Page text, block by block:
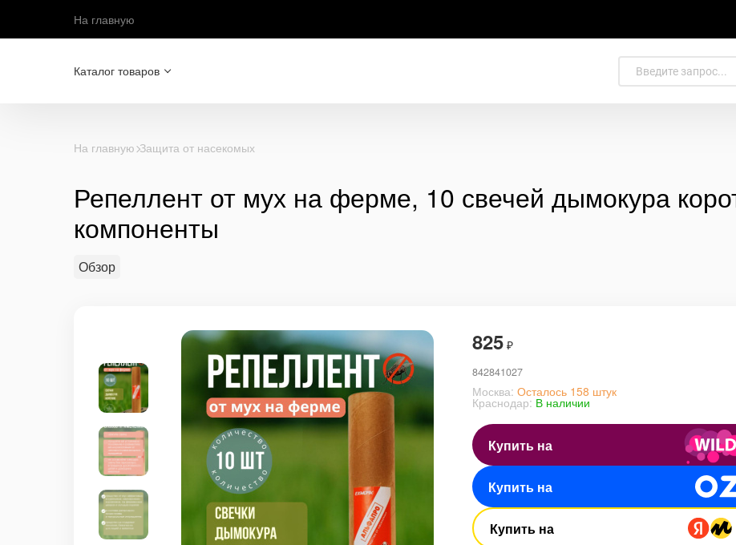
На главную
Каталог товаров
На главную Защита от насекомых
Репеллент от мух на ферме, 10 свечей дымокура
компоненты
Обзор
825 ₽
842841027
Москва: Осталось 158 штук
Краснодар: В наличии
Купить на
Купить на
Купить на